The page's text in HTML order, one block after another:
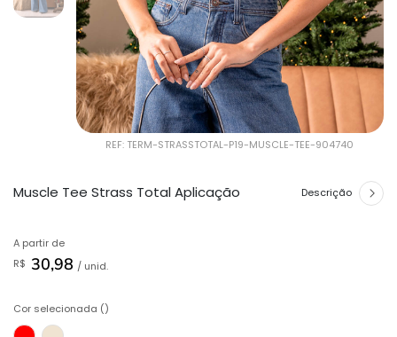
REF: TERM-STRASSTOTAL-P19-MUSCLE-TEE-904740
Muscle Tee Strass Total Aplicação Descrição
A partir de
R$ 30,98 / unid.
Cor selecionada ()